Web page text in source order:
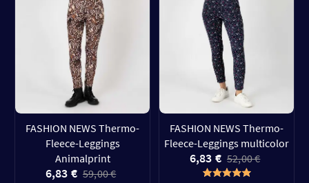
FASHION NEWS Thermo-
Fleece-Leggings
Animalprint
6,83 € 59,00 €
FASHION NEWS Thermo-
Fleece-Leggings multicolor
6,83 € 52,00 €